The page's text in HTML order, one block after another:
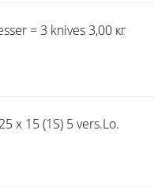
= 3 knives 3,00 кг
x 15 (1S) 5 vers.Lo.